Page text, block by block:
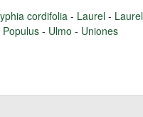
cordifolia- Laurel -
Populus - Ulmo - Uniones